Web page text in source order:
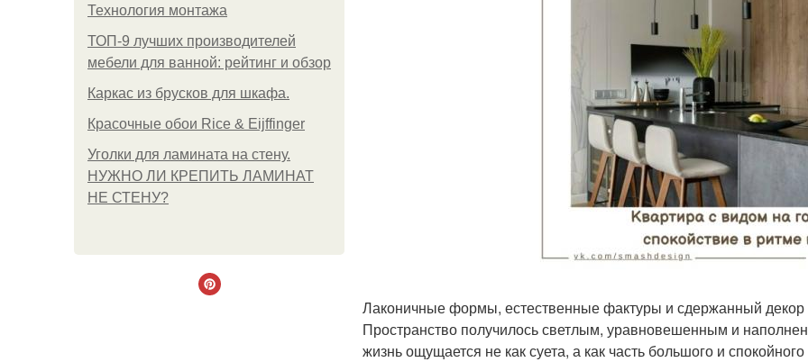
Технология монтажа
ТОП-9 лучших производителей
мебели для ванной: рейтинг и обзор
Каркас из брусков для шкафа.
Красочные обои Rice & Eijffinger
Уголки для ламината на стену.
НУЖНО ЛИ КРЕПИТЬ ЛАМИНАТ
НЕ СТЕНУ?
Лаконичные формы, естественные фактуры и сдержанный
Пространство получилось светлым, уравновешенным и
жизнь ощущается не как суета, а как часть большого и